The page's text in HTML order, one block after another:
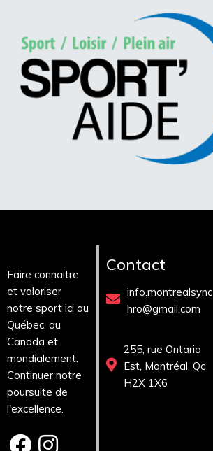
Faire connaitre
et valoriser
notre sport ici au
Québec, au
Canada et
mondialement.
Continuer notre
poursuite de
l'excellence.
Contact
info.montrealsync
hro@gmail.com
255, rue Ontario
Est, Montréal, Qc
H2X 1X6